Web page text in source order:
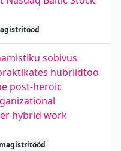
sobivus
hübriidtöö
post-heroic
hybrid work
magistritööd